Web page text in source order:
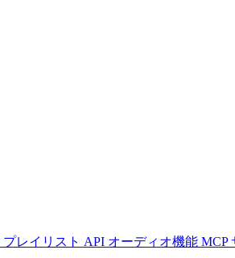
プレイリスト API オーディオ機能 MCP